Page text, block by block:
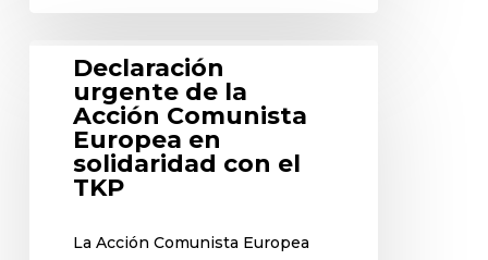
Declaración
urgente de la
Acción Comunista
Europea en
solidaridad con el
TKP
La Acción Comunista Europea